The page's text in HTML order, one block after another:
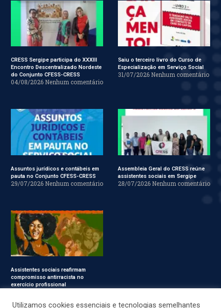
CRESS Sergipe participa do XXXIII
Encontro Descentralizado Nordeste
do Conjunto CFESS-CRESS
04/08/2026 Nenhum comentário
Saiu o terceiro livro do Curso de
Especialização em Serviço Social
31/07/2026 Nenhum comentário
Assuntos jurídicos e contábeis em
pauta no Conjunto CFESS-CRESS
29/07/2026 Nenhum comentário
Assembleia Geral do CRESS reúne
assistentes sociais em Sergipe
28/07/2026 Nenhum comentário
Assistentes sociais reafirmam
compromisso antirracista no
exercício profissional
Utilizamos cookies essenciais e tecnologias semelhantes